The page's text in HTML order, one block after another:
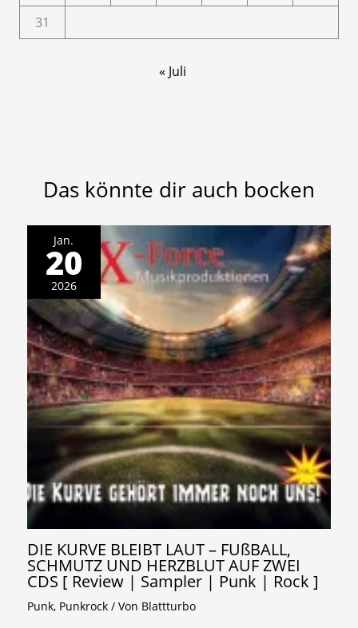
31
« Juli
Das könnte dir auch bocken
Jan.
20
2026
DIE KURVE BLEIBT LAUT – FUßBALL,
SCHMUTZ UND HERZBLUT AUF ZWEI
CDS [ Review | Sampler | Punk | Rock ]
Punk, Punkrock / Von Blattturbo